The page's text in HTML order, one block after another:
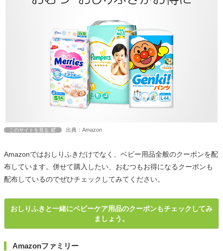
このサイトを見る 出典：Amazon
Amazonではおしりふきだけでなく、ベビー用品全般のクーポンを配
布しています。併せて購入したい、おむつもお得になるクーポンも
配布しているのでぜひチェックしてみてください。
おしりふきと一緒にベビーケア用品のクーポンもチェックしてみ
ましょう。
Amazonファミリー